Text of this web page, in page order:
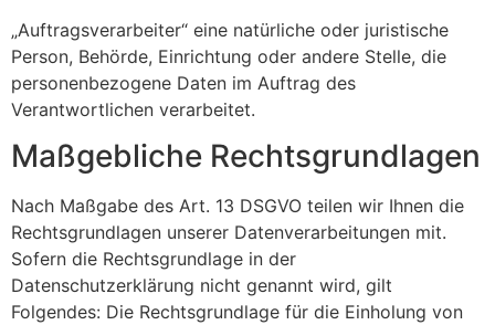
„Auftragsverarbeiter“ eine natürliche oder juristische
Person, Behörde, Einrichtung oder andere Stelle, die
personenbezogene Daten im Auftrag des
Verantwortlichen verarbeitet.
Maßgebliche Rechtsgrundlagen
Nach Maßgabe des Art. 13 DSGVO teilen wir Ihnen die
Rechtsgrundlagen unserer Datenverarbeitungen mit.
Sofern die Rechtsgrundlage in der
Datenschutzerklärung nicht genannt wird, gilt
Folgendes: Die Rechtsgrundlage für die Einholung von